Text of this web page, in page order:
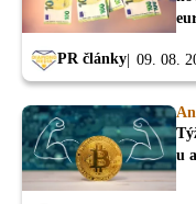
PR články 09. 08.
u